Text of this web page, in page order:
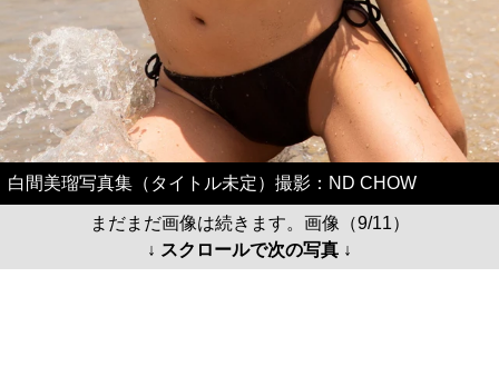
白間美瑠写真集（タイトル未定）撮影：ND CHOW
まだまだ画像は続きます。画像（9/11）
↓ スクロールで次の写真 ↓